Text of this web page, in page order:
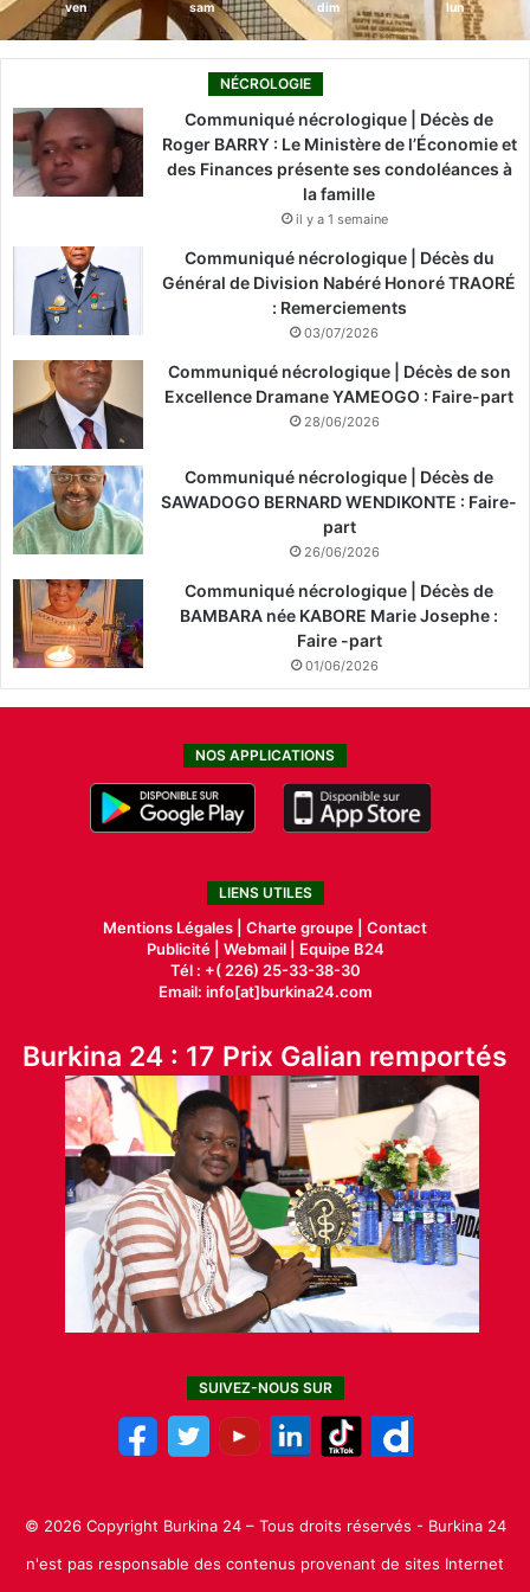
ven sam dim lun
NÉCROLOGIE
Communiqué nécrologique | Décès de
Roger BARRY : Le Ministère de l’Économie et
des Finances présente ses condoléances à
la famille
il y a 1 semaine
Communiqué nécrologique | Décès du
Général de Division Nabéré Honoré TRAORÉ
: Remerciements
03/07/2026
Communiqué nécrologique | Décès de son
Excellence Dramane YAMEOGO : Faire-part
28/06/2026
Communiqué nécrologique | Décès de
SAWADOGO BERNARD WENDIKONTE : Faire-
part
26/06/2026
Communiqué nécrologique | Décès de
BAMBARA née KABORE Marie Josephe :
Faire -part
01/06/2026
NOS APPLICATIONS
LIENS UTILES
Mentions Légales | Charte groupe | Contact
Publicité| Webmail |
Equipe B24
Tél : +( 226) 25-33-38-30
Email: info[at]burkina24.com
Burkina 24 : 17 Prix Galian remportés
SUIVEZ-NOUS SUR
© 2026 Copyright Burkina 24 – Tous droits réservés - Burkina 24
n'est pas responsable des contenus provenant de sites Internet